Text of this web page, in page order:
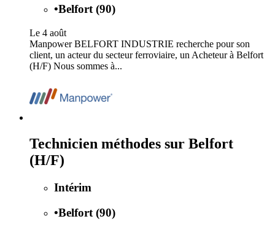
•Belfort (90)
Le 4 août
Manpower BELFORT INDUSTRIE recherche pour son
client, un acteur du secteur ferroviaire, un Acheteur à Belfort
(H/F) Nous sommes à...
Technicien méthodes sur Belfort
(H/F)
Intérim
•Belfort (90)